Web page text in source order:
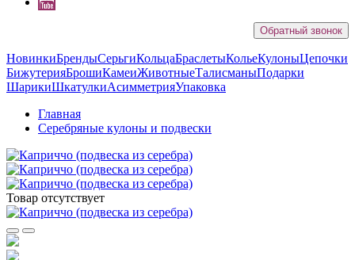
Обратный звонок
НовинкиБрендыСерьгиКольцаБраслетыКольеКулоныЦепочки
БижутерияБрошиКамеиЖивотныеТалисманыПодарки
ШарикиШкатулкиАсимметрияУпаковка
Главная
Серебряные кулоны и подвески
Товар отсутствует